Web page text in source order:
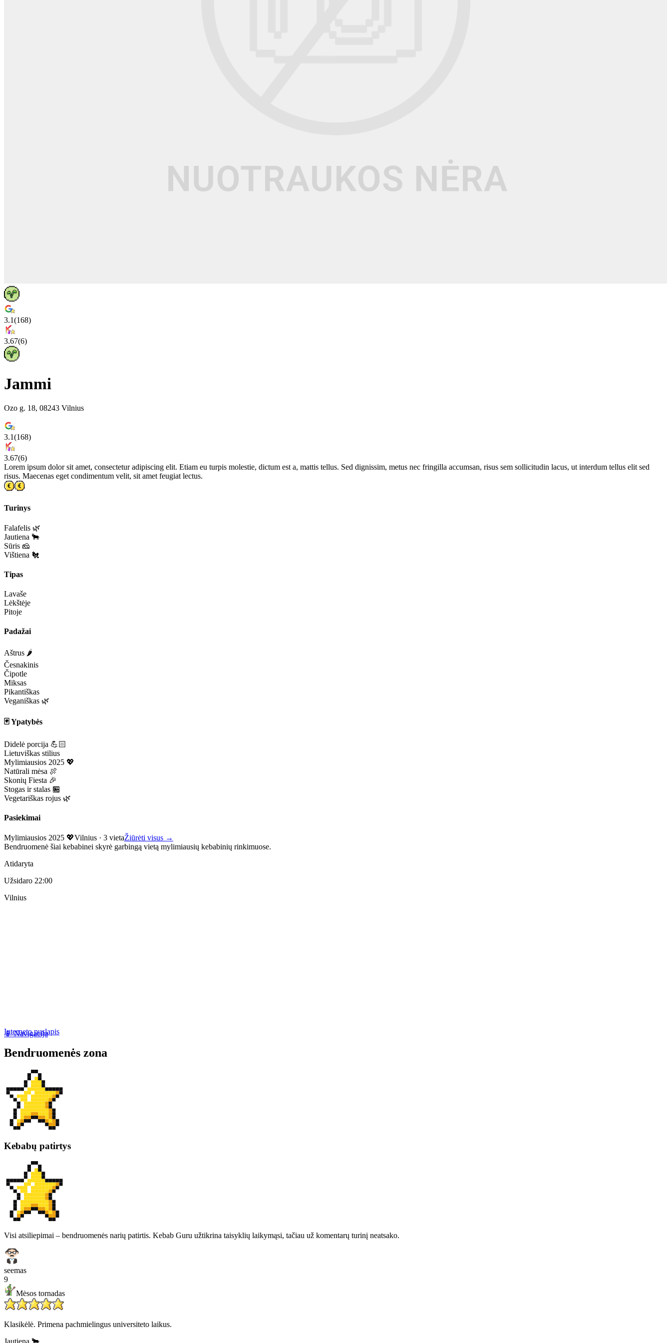
3.1(168)
3.67(6)
Jammi
Ozo g. 18, 08243 Vilnius
3.1(168)
3.67(6)
Lorem ipsum dolor sit amet, consectetur adipiscing elit. Etiam eu turpis molestie, dictum est a, mattis tellus. Sed dignissim, metus nec fringilla accumsan, risus sem sollicitudin lacus, ut interdum tellus elit sed
risus. Maecenas eget condimentum velit, sit amet feugiat lectus.
Turinys
Falafelis 🌿
Jautiena 🐂
Sūris 🧀
Vištiena 🐔
Tipas
Lavaše
Lėkštėje
Pitoje
Padažai
Aštrus 🌶️
Česnakinis
Čipotle
Miksas
Pikantiškas
Veganiškas 🌿
🃏 Ypatybės
Didelė porcija 💪🏻
Lietuviškas stilius
Mylimiausios 2025 💖
Natūrali mėsa 🍖
Skonių Fiesta 🎉
Stogas ir stalas 🏪
Vegetariškas rojus 🌿
Pasiekimai
Mylimiausios 2025 💖Vilnius · 3 vietaŽiūrėti visus →
Bendruomenė šiai kebabinei skyrė garbingą vietą mylimiausių kebabinių rinkimuose.
Atidaryta
Užsidaro 22:00
Vilnius
📱 Navigacija
Interneto puslapis
Bendruomenės zona
Kebabų patirtys
Visi atsiliepimai – bendruomenės narių patirtis. Kebab Guru užtikrina taisyklių laikymąsi, tačiau už komentarų turinį neatsako.
seemas
9
Mėsos tornadas
Klasikėlė. Primena pachmielingus universiteto laikus.
Jautiena 🐂